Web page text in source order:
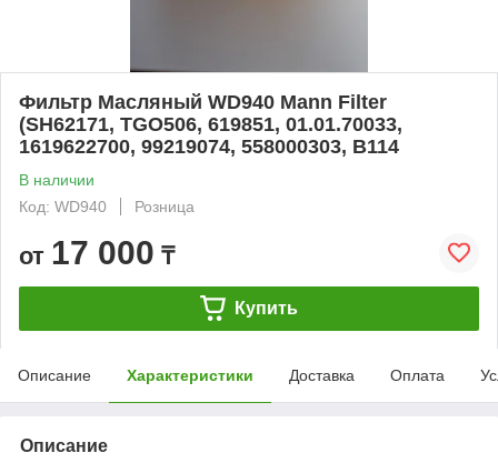
Фильтр Масляный WD940 Mann Filter
(SH62171, TGO506, 619851, 01.01.70033,
1619622700, 99219074, 558000303, B114
В наличии
Код: WD940
Розница
от 17 000 ₸
Купить
Описание Характеристики Доставка Оплата
Описание